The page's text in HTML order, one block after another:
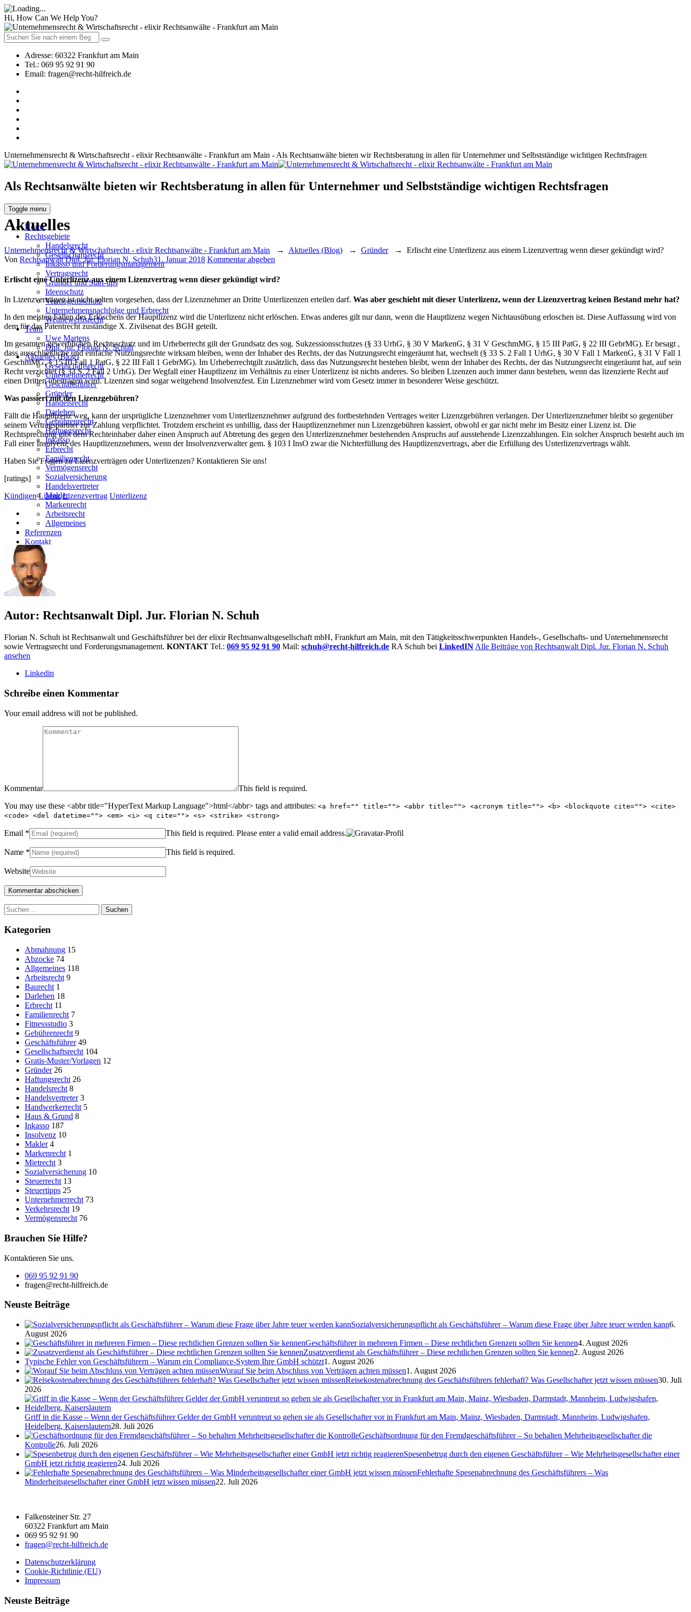
Hi, How Can We Help You?
Adresse: 60322 Frankfurt am Main
Tel.: 069 95 92 91 90
Email: fragen@recht-hilfreich.de
Unternehmensrecht & Wirtschaftsrecht - elixir Rechtsanwälte - Frankfurt am Main - Als Rechtsanwälte bieten wir Rechtsberatung in allen für Unternehmer und Selbstständige wichtigen Rechtsfragen
Als Rechtsanwälte bieten wir Rechtsberatung in allen für Unternehmer und Selbstständige wichtigen Rechtsfragen
Toggle menu
Home
Rechtsgebiete
Handelsrecht
Gesellschaftsrecht
Inkasso und Forderungsmanagement
Vertragsrecht
Gründer und Start-ups
Ideenschutz
Vermögensschutz
Unternehmensnachfolge und Erbrecht
Wettbewerbsrecht
Team
Uwe Martens
Dipl. Jur. Florian N. Schuh
Aktuelles (Blog)
Gesellschaftsrecht
Unternehmerrecht
Geschäftsführer
Gründer
Handelsrecht
Darlehen
Gebührenrecht
Haftungsrecht
Inkasso
Erbrecht
Familienrecht
Vermögensrecht
Sozialversicherung
Handelsvertreter
Makler
Markenrecht
Arbeitsrecht
Allgemeines
Referenzen
Kontakt
Aktuelles
Unternehmensrecht & Wirtschaftsrecht - elixir Rechtsanwälte - Frankfurt am Main → Aktuelles (Blog) → Gründer→ Erlischt eine Unterlizenz aus einem Lizenzvertrag wenn dieser gekündigt wird?
Author
Von Rechtsanwalt Dipl. Jur. Florian N. SchuhPosted
on
31. Januar 2018 Kommentar abgeben
Erlischt eine Unterlizenz aus einem Lizenzvertrag wenn dieser gekündigt wird?
In Lizenzverträgen ist nicht selten vorgesehen, dass der Lizenznehmer an Dritte Unterlizenzen erteilen darf. Was aber geschieht mit dieser Unterlizenz, wenn der Lizenzvertrag keinen Bestand mehr hat?
In den meisten Fällen des Erlöschens der Hauptlizenz wird die Unterlizenz nicht erlöschen. Etwas anderes gilt nur dann, wenn die Hauptlizenz wegen Nichtausübung erloschen ist. Diese Auffassung wird von
dem für das Patentrecht zuständige X. Zivilsenat des BGH geteilt.
Im gesamten gewerblichen Rechtsschutz und im Urheberrecht gilt der Grundsatz des sog. Sukzessionsschutzes (§ 33 UrhG, § 30 V MarkenG, § 31 V GeschmMG, § 15 III PatG, § 22 III GebrMG). Er besagt ,
dass ausschließliche und einfache Nutzungsrechte wirksam bleiben, wenn der Inhaber des Rechts, der das Nutzungsrecht eingeräumt hat, wechselt (§ 33 S. 2 Fall 1 UrhG, § 30 V Fall 1 MarkenG, § 31 V Fall 1
GeschmMG, § 15 III Fall 1 PatG, § 22 III Fall 1 GebrMG). Im Urheberrechtgilt zusätzlich, dass das Nutzungsrecht bestehen bleibt, wenn der Inhaber des Rechts, der das Nutzungsrecht eingeräumt hat, auf sein
Recht verzichtet (§ 33 S. 2 Fall 2 UrhG). Der Wegfall einer Hauptlizenz im Verhältnis zu einer Unterlizenz ist nichts anderes. So bleiben Lizenzen auch immer dann bestehen, wenn das lizenzierte Recht auf
einen Dritten übertragen wird. Lizenzen sind sogar weitgehend Insolvenzfest. Ein Lizenznehmer wird vom Gesetz immer in besonderer Weise geschützt.
Was passiert mit den Lizenzgebühren?
Fällt die Hauptlizenz weg, kann der ursprügliche Lizenznehmer vom Unterlizenznehmer aufgrund des fortbestehnden Vertrages weiter Lizenzgebühren verlangen. Der Unterlizenznehmer bleibt so gegenüber
seinem Vertragspartner zur Zahlung verpflichtet. Trotzdem erscheint es unbillig, dass der Hauptlizenznehmer nun Lizenzgebühren kassiert, obwohl er gar nicht mehr im Besitz einer Lizenz ist. Die
Rechtsprechung gibt dem Rechteinhaber daher einen Anspruch auf Abtretung des gegen den Unterlizenznehmer bestehenden Anspruchs auf ausstehende Lizenzzahlungen. Ein solcher Anspruch besteht auch im
Fall einer Insolvenz des Hauptlizenznehmers, wenn der Insolvenzverwalter gem. § 103 I InsO zwar die Nichterfüllung des Hauptlizenzvertrags, aber die Erfüllung des Unterlizenzvertrags wählt.
Haben Sie Fragen zu Lizenzverträgen oder Unterlizenzen? Kontaktieren Sie uns!
[ratings]
Kündigen Lizenz Lizenzvertrag Unterlizenz
Autor: Rechtsanwalt Dipl. Jur. Florian N. Schuh
Florian N. Schuh ist Rechtsanwalt und Geschäftsführer bei der elixir Rechtsanwaltsgesellschaft mbH, Frankfurt am Main, mit den Tätigkeitsschwerpunkten Handels-, Gesellschafts- und Unternehmensrecht
sowie Vertragsrecht und Forderungsmanagement. KONTAKT Tel.: 069 95 92 91 90 Mail: schuh@recht-hilfreich.de RA Schuh bei LinkedIN Alle Beiträge von Rechtsanwalt Dipl. Jur. Florian N. Schuh
ansehen
Linkedin
Schreibe einen Kommentar
Your email address will not be published.
Kommentar
This field is required.
You may use these <abbr title="HyperText Markup Language">html</abbr> tags and attributes: <a href="" title=""> <abbr title=""> <acronym title=""> <b> <blockquote cite=""> <cite>
<code> <del datetime=""> <em> <i> <q cite=""> <s> <strike> <strong>
Email * This field is required. Please enter a valid email address.
Name * This field is required.
Website
Suchen
nach:
Kategorien
Abmahnung 15
Abzocke 74
Allgemeines 118
Arbeitsrecht 9
Baurecht 1
Darlehen 18
Erbrecht 11
Familienrecht 7
Fitnessstudio 3
Gebührenrecht 9
Geschäftsführer 49
Gesellschaftsrecht 104
Gratis-Muster/Vorlagen 12
Gründer 26
Haftungsrecht 26
Handelsrecht 8
Handelsvertreter 3
Handwerkerrecht 5
Haus & Grund 8
Inkasso 187
Insolvenz 10
Makler 4
Markenrecht 1
Mietrecht 3
Sozialversicherung 10
Steuerrecht 13
Steuertipps 25
Unternehmerrecht 73
Verkehrsrecht 19
Vermögensrecht 76
Brauchen Sie Hilfe?
Kontaktieren Sie uns.
069 95 92 91 90
fragen@recht-hilfreich.de
Neuste Beiträge
Sozialversicherungspflicht als Geschäftsführer – Warum diese Frage über Jahre teuer werden kann6.
August 2026
Geschäftsführer in mehreren Firmen – Diese rechtlichen Grenzen sollten Sie kennen4. August 2026
Zusatzverdienst als Geschäftsführer – Diese rechtlichen Grenzen sollten Sie kennen2. August 2026
Typische Fehler von Geschäftsführern – Warum ein Compliance-System Ihre GmbH schützt1. August 2026
Worauf Sie beim Abschluss von Verträgen achten müssen1. August 2026
Reisekostenabrechnung des Geschäftsführers fehlerhaft? Was Gesellschafter jetzt wissen müssen30. Juli
2026
Griff in die Kasse – Wenn der Geschäftsführer Gelder der GmbH veruntreut so gehen sie als Gesellschafter vor in Frankfurt am Main, Mainz, Wiesbaden, Darmstadt, Mannheim, Ludwigshafen,
Heidelberg, Kaiserslautern28. Juli 2026
Geschäftsordnung für den Fremdgeschäftsführer – So behalten Mehrheitsgesellschafter die
Kontrolle26. Juli 2026
Spesenbetrug durch den eigenen Geschäftsführer – Wie Mehrheitsgesellschafter einer
GmbH jetzt richtig reagieren24. Juli 2026
Fehlerhafte Spesenabrechnung des Geschäftsführers – Was
Minderheitsgesellschafter einer GmbH jetzt wissen müssen22. Juli 2026
Falkensteiner Str. 27
60322 Frankfurt am Main
069 95 92 91 90
fragen@recht-hilfreich.de
Datenschutzerklärung
Cookie-Richtlinie (EU)
Impressum
Neuste Beiträge